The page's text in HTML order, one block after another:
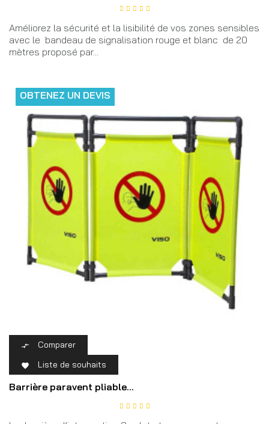
Améliorez la sécurité et la lisibilité de vos zones sensibles
avec le bandeau de signalisation rouge et blanc de 20
mètres proposé par...
OBTENEZ UN DEVIS
 Comparer
 Liste de souhaits
Barrière paravent pliable...